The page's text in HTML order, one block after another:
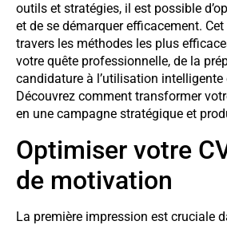
outils et stratégies, il est possible
et de se démarquer efficacement.
travers les méthodes les plus
votre quête professionnelle, de la
candidature à l’utilisation intelligente
Découvrez comment transformer
en une campagne stratégique et
Optimiser votre
de motivation
La première impression est cruciale